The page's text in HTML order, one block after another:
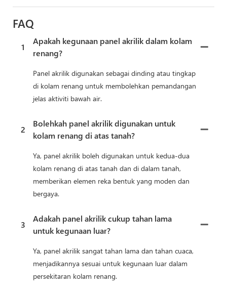
FAQ
1
Apakah kegunaan panel akrilik dalam kolam
renang?
Panel akrilik digunakan sebagai dinding atau tingkap
di kolam renang untuk membolehkan pemandangan
jelas aktiviti bawah air.
2
Bolehkah panel akrilik digunakan untuk
kolam renang di atas tanah?
Ya, panel akrilik boleh digunakan untuk kedua-dua
kolam renang di atas tanah dan di dalam tanah,
memberikan elemen reka bentuk yang moden dan
bergaya.
3
Adakah panel akrilik cukup tahan lama
untuk kegunaan luar?
Ya, panel akrilik sangat tahan lama dan tahan cuaca,
menjadikannya sesuai untuk kegunaan luar dalam
persekitaran kolam renang.